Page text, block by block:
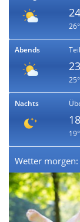
Abends
Nachts
Wetter